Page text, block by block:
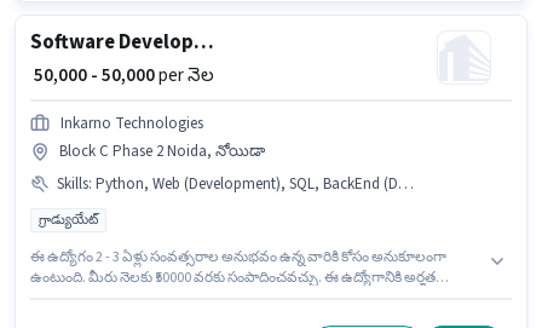
Software Developer / Application Developer
₹ 50,000 - 50,000per నెల
Inkarno Technologies
Block C Phase 2 Noida, నోయిడా
Skills: Python, Web (Development), SQL, BackEnd (Development)
గ్రాడ్యుయేట్
ఈ ఉద్యోగం 2 - 3 ఏళ్లు సంవత్సరాల అనుభవం ఉన్న వారికి కోసం అనుకూలంగా
ఉంటుంది. మీరు నెలకు ₹50000 వరకు సంపాదించవచ్చు. ఈ ఉద్యోగానికి అర్హత